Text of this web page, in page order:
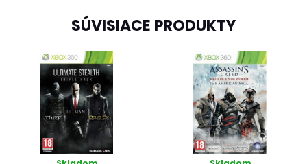
SÚVISIACE PRODUKTY